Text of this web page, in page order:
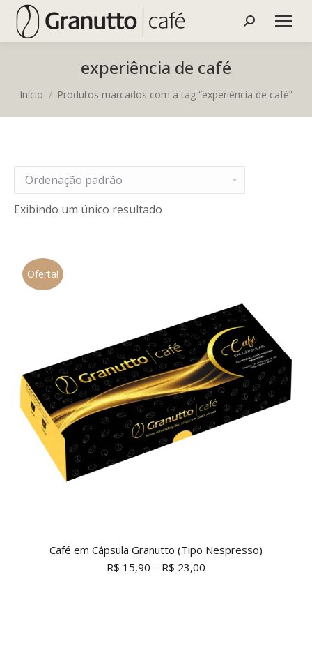
Buscar
experiência de café
Você está aqui:
Início Produtos marcados com a tag “experiência de café”
Exibindo um único resultado
Oferta!
Café em Cápsula Granutto (Tipo Nespresso)
R$ 15,90 – R$ 23,00